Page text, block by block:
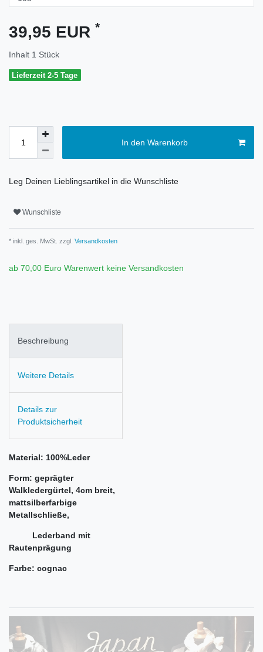
39,95 EUR *
Inhalt 1 Stück
Lieferzeit 2-5 Tage
In den Warenkorb
Leg Deinen Lieblingsartikel in die Wunschliste
Wunschliste
* inkl. ges. MwSt. zzgl. Versandkosten
ab 70,00 Euro Warenwert keine Versandkosten
Beschreibung
Weitere Details
Details zur
Produktsicherheit
Material: 100%Leder
Form: geprägter
Walkledergürtel, 4cm breit,
mattsilberfarbige
Metallschließe,
Lederband mit
Rautenprägung
Farbe: cognac